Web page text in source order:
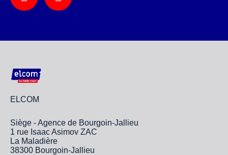
ELCOM
Siège - Agence de Bourgoin-Jallieu
1 rue Isaac Asimov ZAC
La Maladière
38300 Bourgoin-Jallieu